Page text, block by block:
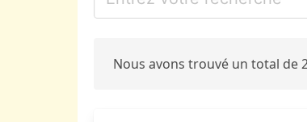
Nous avons trouvé un total de